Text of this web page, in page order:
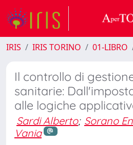
IRIS IRIS TORINO 01-LIBRO
Il controllo di
sanitarie:
alle logiche
Sardi Alberto; Sorano
Vania